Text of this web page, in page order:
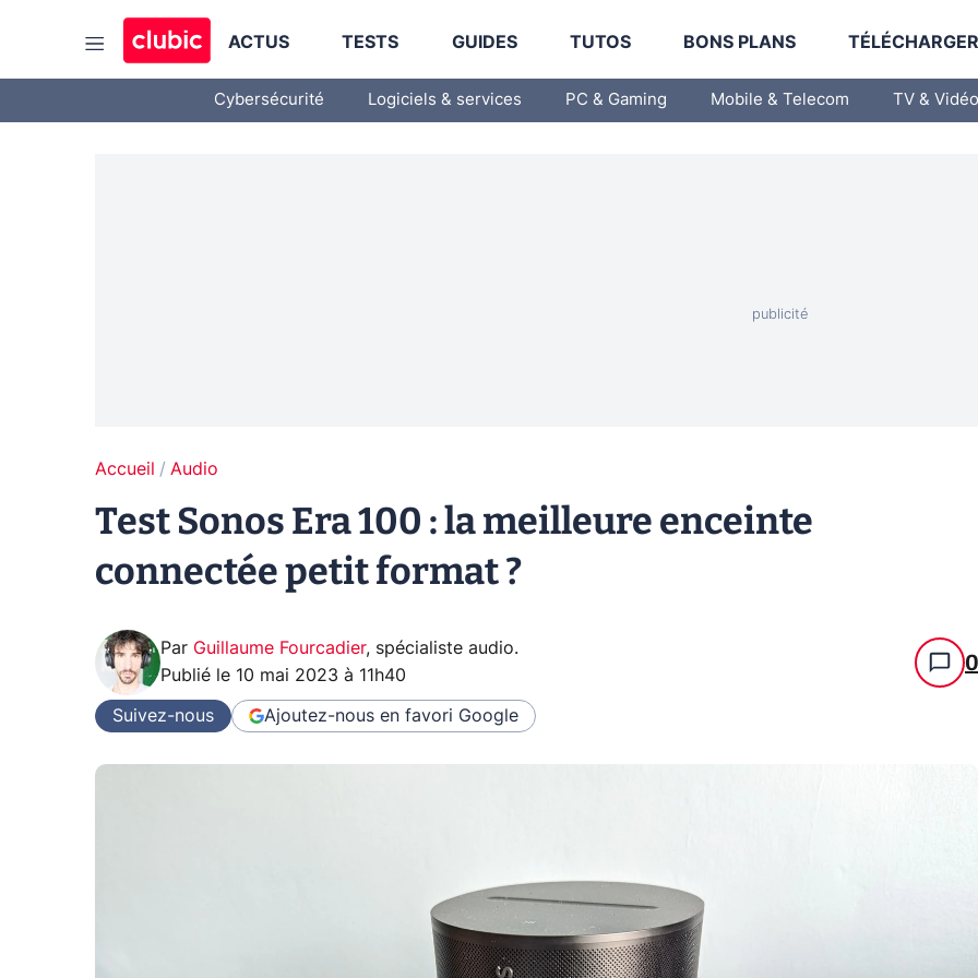
ACTUS TESTS GUIDES TUTOS BONS PLANS
Cybersécurité Logiciels & services PC & Gaming Mobile & Telecom TV & Vidéo
Accueil Audio
Test Sonos Era 100 : la meilleure enceinte
connectée petit format ?
Par Guillaume Fourcadier, spécialiste audio.
Publié le 10 mai 2023 à 11h40 0
Suivez-nous Ajoutez-nous en favori Google